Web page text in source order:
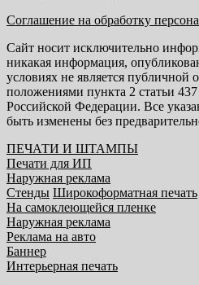
Соглашение на обработку
Сайт носит исключительно
никакая информация,
условиях не является публичной
положениями пункта 2 статьи 437
Российской Федерации. Все
быть изменены без
ПЕЧАТИ И ШТАМПЫ
Печати для ИП
Наружная реклама
Стенды Широкоформатная печать
На самоклеющейся пленке
Наружная реклама
Реклама на авто
Баннер
Интерьерная печать